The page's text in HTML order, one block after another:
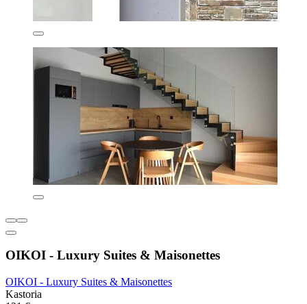
OIKOI - Luxury Suites & Maisonettes
OIKOI - Luxury Suites & Maisonettes
Kastoria